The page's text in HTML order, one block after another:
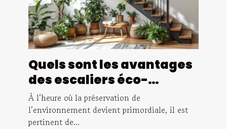
Quels sont les avantages
des escaliers éco-
responsables ?
À l’heure où la préservation de
l’environnement devient primordiale, il est
pertinent de...